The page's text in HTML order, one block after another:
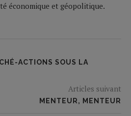
économique et géopolitique.
ACTIONS SOUS LA
Articles suivant
MENTEUR, MENTEUR